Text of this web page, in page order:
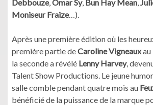
Debbouze,Omar Sy, Bun Hay Mean,
Moniseur Fraize…).
Après une première édition où les
première partie deCaroline Vigneauxau
la seconde a révélé Lenny Harvey,
Talent Show Productions. Le jeune
salle comble pendant quatre mois au
bénéficié de la puissance de la marque